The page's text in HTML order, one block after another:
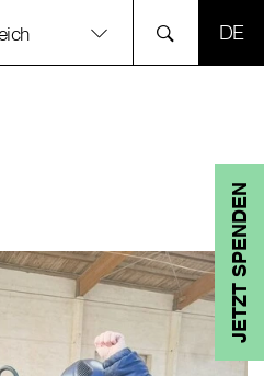
JETZT SPENDEN